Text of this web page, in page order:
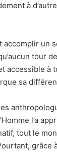
à
accomplir un
tour
accessible à
sa
l’a
tout le
grâce